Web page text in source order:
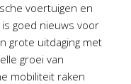
voertuigen en
goed nieuws voor
grote uitdaging met
groei van
mobiliteit raken